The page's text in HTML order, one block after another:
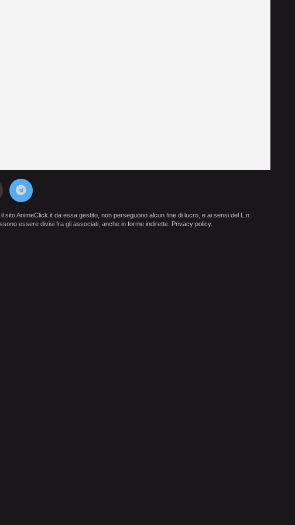
AnimeClick.it da essa gestito, non perseguono alcun fine di lucro, e ai sensi del L.n.
essere divisi fra gli associati, anche in forme indirette. Privacy policy.